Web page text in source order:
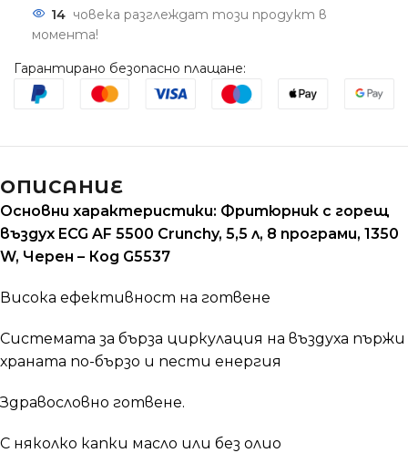
14 човека разглеждат този продукт в
момента!
Гарантирано безопасно плащане:
ОПИСАНИЕ
Основни характеристики: Фритюрник с горещ
въздух ECG AF 5500 Crunchy, 5,5 л, 8 програми, 1350
W, Черен – Код G5537
Висока ефективност на готвене
Системата за бърза циркулация на въздуха пържи
храната по-бързо и пести енергия
Здравословно готвене.
С няколко капки масло или без олио